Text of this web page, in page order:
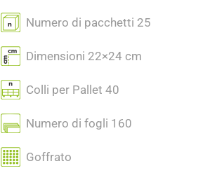
Numero di pacchetti 25
Dimensioni 22×24 cm
Colli per Pallet 40
Numero di fogli 160
Goffrato